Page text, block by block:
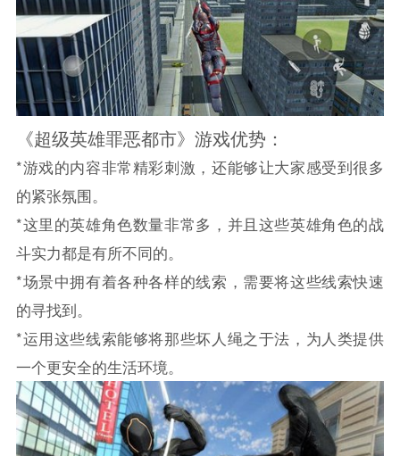
《超级英雄罪恶都市》游戏优势：
*游戏的内容非常精彩刺激，还能够让大家感受到很多
的紧张氛围。
*这里的英雄角色数量非常多，并且这些英雄角色的战
斗实力都是有所不同的。
*场景中拥有着各种各样的线索，需要将这些线索快速
的寻找到。
*运用这些线索能够将那些坏人绳之于法，为人类提供
一个更安全的生活环境。